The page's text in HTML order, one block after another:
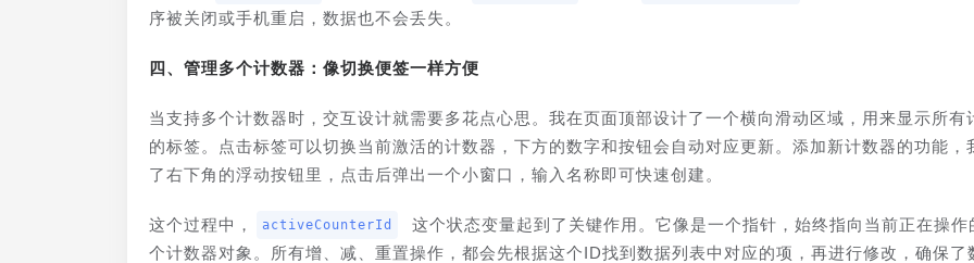
序被关闭或手机重启，数据也不会丢失。
四、管理多个计数器：像切换便签一样方便
当支持多个计数器时，交互设计就需要多花点心思。我在页面顶部设计了一个横向滑动区域，用来显示所有
的标签。点击标签可以切换当前激活的计数器，下方的数字和按钮会自动对应更新。添加新计数器的功能，
了右下角的浮动按钮里，点击后弹出一个小窗口，输入名称即可快速创建。
这个过程中， activeCounterId
这个状态变量起到了关键作用。它像是一个指针，始终指向当前正在操作
个计数器对象。所有增、减、重置操作，都会先根据这个ID找到数据列表中对应的项，再进行修改，确保了